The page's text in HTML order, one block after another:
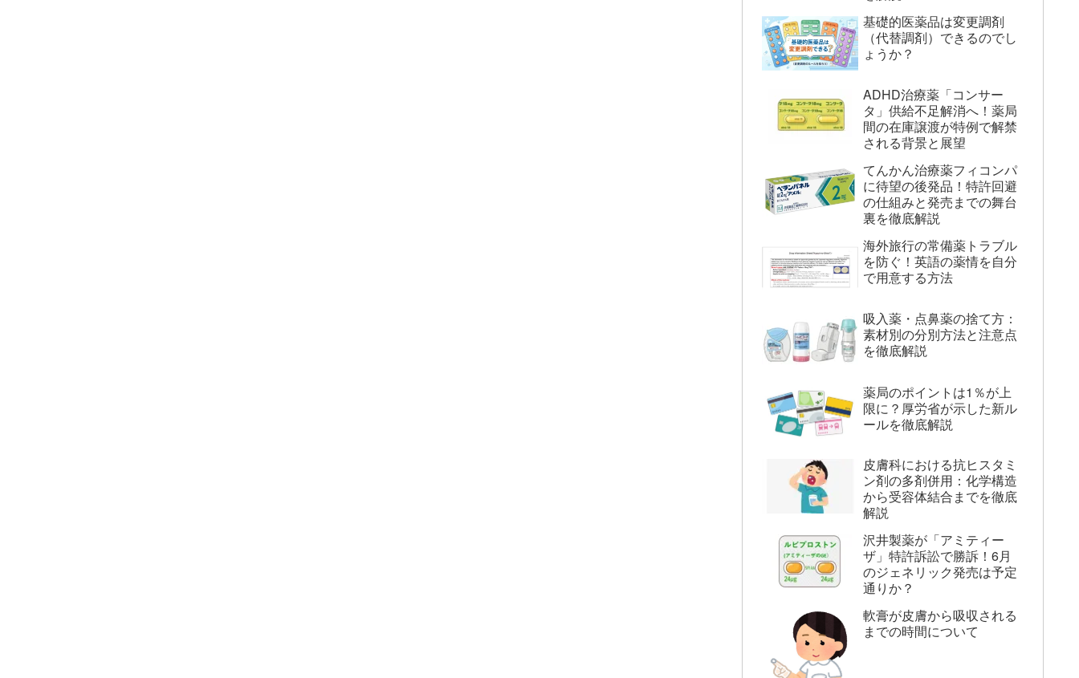
基礎的医薬品は変更調剤
（代替調剤）できるのでし
ょうか？
ADHD治療薬「コンサー
タ」供給不足解消へ！薬局
間の在庫譲渡が特例で解禁
される背景と展望
てんかん治療薬フィコンパ
に待望の後発品！特許回避
の仕組みと発売までの舞台
裏を徹底解説
海外旅行の常備薬トラブル
を防ぐ！英語の薬情を自分
で用意する方法
吸入薬・点鼻薬の捨て方：
素材別の分別方法と注意点
を徹底解説
薬局のポイントは1％が上
限に？厚労省が示した新ル
ールを徹底解説
皮膚科における抗ヒスタミ
ン剤の多剤併用：化学構造
から受容体結合までを徹底
解説
沢井製薬が「アミティー
ザ」特許訴訟で勝訴！6月
のジェネリック発売は予定
通りか？
軟膏が皮膚から吸収される
までの時間について